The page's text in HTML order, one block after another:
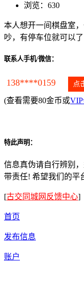
浏览：630
本人想开一间棋盘室
吵，有停车位就可以
联系人手机/微信：
138****0159 点
(查看需要80金币或
特此声明：
信息真伪请自行辨别
带责任! 希望我们的平
[古交同城网反馈中心]
首页
发布信息
账户